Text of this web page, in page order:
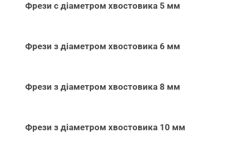
Фрези с діаметром хвостовика 5 мм
Фрези з діаметром хвостовика 6 мм
Фрези з діаметром хвостовика 8 мм
Фрези з діаметром хвостовика 10 мм